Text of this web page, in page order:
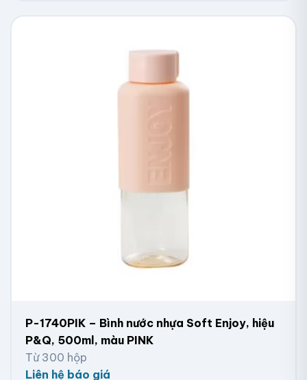
P-1740PIK – Bình nước nhựa Soft Enjoy, hiệu
P&Q, 500ml, màu PINK
Từ 300 hộp
Liên hệ báo giá